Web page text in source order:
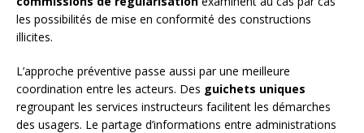
les possibilités de mise en conformité des constructions
illicites.
L’approche préventive passe aussi par une meilleure
coordination entre les acteurs. Des guichets uniques
regroupant les services instructeurs facilitent les démarches
des usagers. Le partage d’informations entre administrations